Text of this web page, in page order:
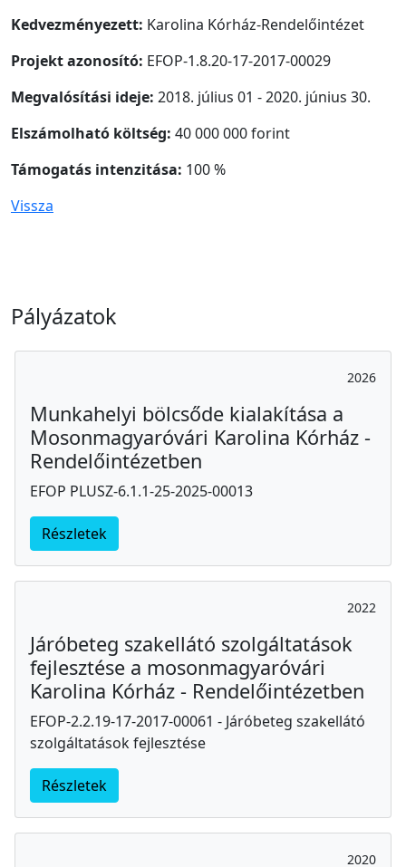
Kedvezményezett: Karolina Kórház-Rendelőintézet
Projekt azonosító: EFOP-1.8.20-17-2017-00029
Megvalósítási ideje: 2018. július 01 - 2020. június 30.
Elszámolható költség: 40 000 000 forint
Támogatás intenzitása: 100 %
Vissza
Pályázatok
2026
Munkahelyi bölcsőde kialakítása a
Mosonmagyaróvári Karolina Kórház -
Rendelőintézetben
EFOP PLUSZ-6.1.1-25-2025-00013
Részletek
2022
Járóbeteg szakellátó szolgáltatások
fejlesztése a mosonmagyaróvári
Karolina Kórház - Rendelőintézetben
EFOP-2.2.19-17-2017-00061 - Járóbeteg szakellátó
szolgáltatások fejlesztése
Részletek
2020